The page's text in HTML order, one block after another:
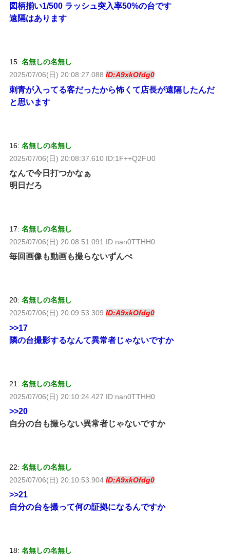
図柄揃い1/500 ラッシュ突入率50%の台です
遠隔はあります
15: 名無しの名無し
2025/07/06(日) 20:08:27.088 ID:A9xkOfdg0
刺青が入ってる客だったから怖くて店長が遠隔したんだ
と思います
16: 名無しの名無し
2025/07/06(日) 20:08:37.610 ID:1F++Q2FU0
なんで今日打つかなぁ
明日だろ
17: 名無しの名無し
2025/07/06(日) 20:08:51.091 ID:nan0TTHH0
毎回画像も動画も撮らないずんぺ
20: 名無しの名無し
2025/07/06(日) 20:09:53.309 ID:A9xkOfdg0
>>17
隣の台撮影するなんて異常者じゃないですか
21: 名無しの名無し
2025/07/06(日) 20:10:24.427 ID:nan0TTHH0
>>20
自分の台も撮らない異常者じゃないですか
22: 名無しの名無し
2025/07/06(日) 20:10:53.904 ID:A9xkOfdg0
>>21
自分の台を撮って何の証拠になるんですか
18: 名無しの名無し